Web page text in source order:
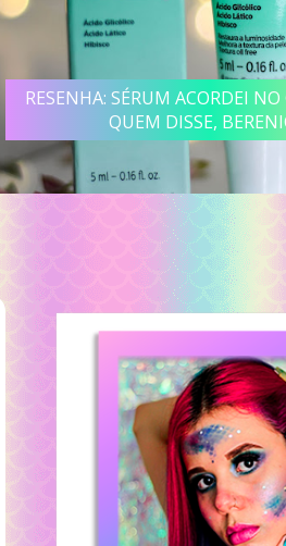
RESENHA: SÉRUM ACORDEI
QUEM DISSE,